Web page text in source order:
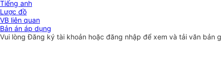
Tiếng anh
Lược đồ
VB liên quan
Bản án áp dụng
Vui lòngĐăng ký tài khoản hoặc đăng nhập để xem và tải văn bản